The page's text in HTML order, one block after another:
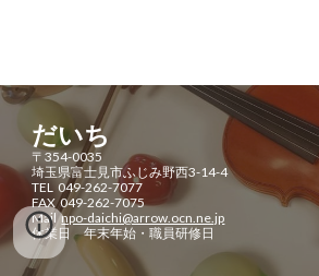
だいち
〒354-0035
埼玉県富士見市ふじみ野西3-14-4
TEL 049-262-7077
FAX 049-262-7075
Mailnpo-daichi@arrow.ocn.ne.jp
休業日 年末年始・職員研修日